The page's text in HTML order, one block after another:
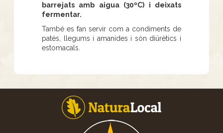
barrejats amb aigua (30ºC) i deixats
fermentar.
També es fan servir com a condiments de
patés, llegums i amanides i són diürètics i
estomacals.